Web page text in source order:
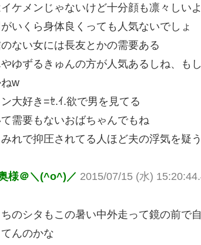
ケメンじゃないけど十分顔も凛々しいよ
いくら身体良くっても人気ないでしょ
ない女には長友とかの需要ある
ゆずるきゅんの方が人気あるしね、も
w
大好き=ｾ.ｲ.欲で男を見てる
需要もないおばちゃんでもね
れで抑圧されてる人ほど夫の浮気を疑
様＠＼(^o^)／ 2015/07/15 (水)
のシタもこの暑い中外走って鏡の前で
んのかな